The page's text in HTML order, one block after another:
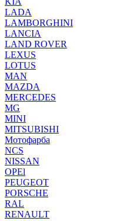
LADA
LAMBORGHINI
LANCIA
LAND ROVER
LEXUS
LOTUS
MAN
MAZDA
MERCEDES
MG
MINI
MITSUBISHI
Мотофарба
NCS
NISSAN
OPEl
PEUGEOT
PORSCHE
RAL
RENAULT